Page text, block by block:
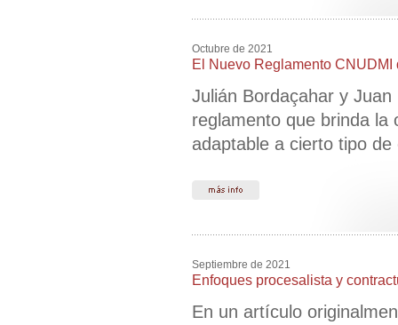
Octubre de 2021
El Nuevo Reglamento CNUDMI
Julián Bordaçahar y
reglamento que brinda la
adaptable a cierto tipo
Septiembre de 2021
Enfoques procesalista y
En un artículo